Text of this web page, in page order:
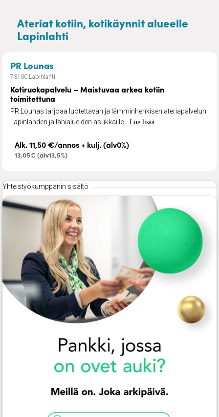
Ateriat kotiin, kotikäynnit alueelle
Lapinlahti
PR Lounas
73100 Lapinlahti
Kotiruokapalvelu – Maistuvaa arkea kotiin
toimitettuna
PR Lounas tarjoaa luotettavan ja lämminhenkisen ateriapalvelun
Lapinlahden ja lähialueiden asukkaille... Lue lisää
Alk. 11,50 €/annos + kulj. (alv0%)
13,05€ (alv13,5%)
Yhteistyökumppanin sisältö